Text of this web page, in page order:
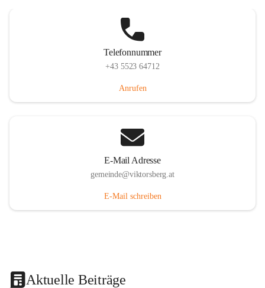
Telefonnummer
+43 5523 64712
Anrufen
E-Mail Adresse
gemeinde@viktorsberg.at
E-Mail schreiben
Aktuelle Beiträge